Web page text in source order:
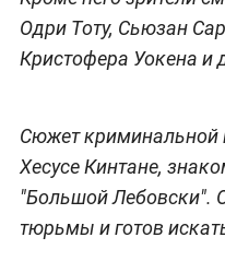
Одри Тоту, Сьюзан
Кристофера Уокена и
Сюжет криминальной
Хесусе Кинтане,
"Большой Лебовски".
тюрьмы и готов